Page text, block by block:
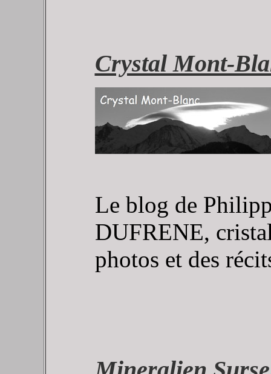
Crystal Mont-
Le blog de
DUFRENE,
photos et des